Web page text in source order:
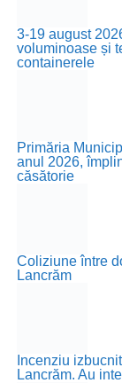
3-19 august
voluminoase și
containerele
Primăria
anul 2026,
căsătorie
Coliziune între
Lancrăm
Incenziu
Lancrăm. Au